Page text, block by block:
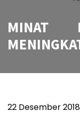
MINAT
22 Desember 2018